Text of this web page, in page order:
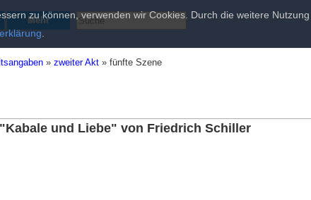
Mehr
»zweiter Akt »fünfte Szene
und Liebe" von Friedrich Schiller
zu können, verwenden wir Cookies. Durch die weitere